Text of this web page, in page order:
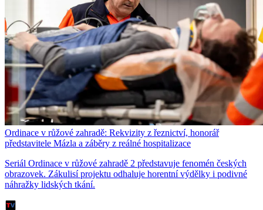
Ordinace v růžové zahradě: Rekvizity z řeznictví, honorář
představitele Mázla a záběry z reálné hospitalizace
Seriál Ordinace v růžové zahradě 2 představuje fenomén českých
obrazovek. Zákulisí projektu odhaluje horentní výdělky i podivné
náhražky lidských tkání.